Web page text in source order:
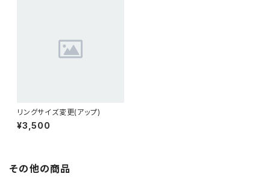
リングサイズ変更(アップ)
¥3,500
その他の商品